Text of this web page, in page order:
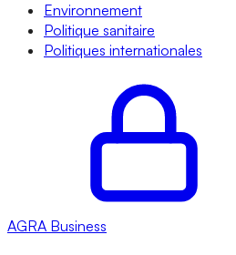
Environnement
Politique sanitaire
Politiques internationales
AGRA Business